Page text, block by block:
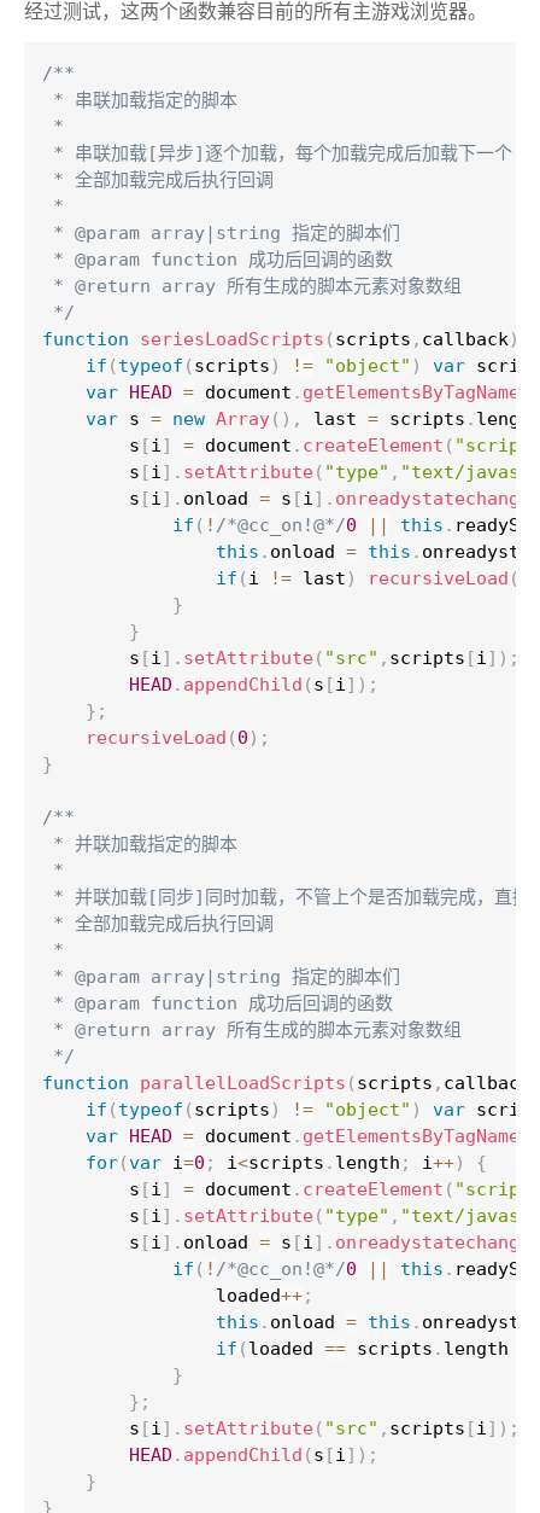
经过测试，这两个函数兼容目前的所有主游戏浏览器。
/**
* 串联加载指定的脚本
*
* 串联加载[异步]逐个加载，每个加载完成后加载下一个
* 全部加载完成后执行回调
*
* @param array|string 指定的脚本们
* @param function 成功后回调的函数
* @return array 所有生成的脚本元素对象数组
*/
function
seriesLoadScripts ( scripts , callback)
if ( typeof ( scripts ) != "object" ) var
var HEAD = document . getElementsByTagName
var s = new Array( ) , last = scripts .
		s
[i] = document . createElement ( "script"
		s
[i] . setAttribute ( "type" , "text/
		s
[i] . onload = s [i] . onreadystatechange
if ( ! /*@cc_on!@*/0 || this .
this . onload = this .
if ( i != last ) recursiveLoad (
}
}
		s
[i] . setAttribute ( "src" , scripts [i] ) ;
HEAD . appendChild ( s [i] ) ;
} ;
recursiveLoad ( 0 ) ;
}
/**
* 并联加载指定的脚本
*
* 并联加载[同步]同时加载，不管上个是否加载完成，直接
* 全部加载完成后执行回调
*
* @param array|string 指定的脚本们
* @param function 成功后回调的函数
* @return array 所有生成的脚本元素对象数组
*/
function
parallelLoadScripts ( scripts , callback
if ( typeof ( scripts ) != "object" ) var
var HEAD = document . getElementsByTagName
for(var i=0 ; i<scripts . length ; i++)
{
		s
[i] = document . createElement ( "script"
		s
[i] . setAttribute ( "type" , "text/
		s
[i] . onload = s [i] . onreadystatechange
if ( ! /*@cc_on!@*/0 || this .
				loaded
++;
this . onload = this .
if ( loaded == scripts . length
}
} ;
		s
[i] . setAttribute ( "src" , scripts [i] ) ;
HEAD . appendChild ( s [i] ) ;
}
}